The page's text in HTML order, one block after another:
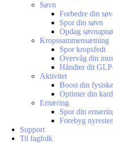
Søvn
Forbedre din
Spor din søvn
Opdag søvnapnø
Kropssammensætning
Spor kropsfedt
Overvåg din
Håndter dit
Aktivitet
Boost din
Optimer din
Ernæring
Spor din
Forebyg nyresten
Support
Til fagfolk